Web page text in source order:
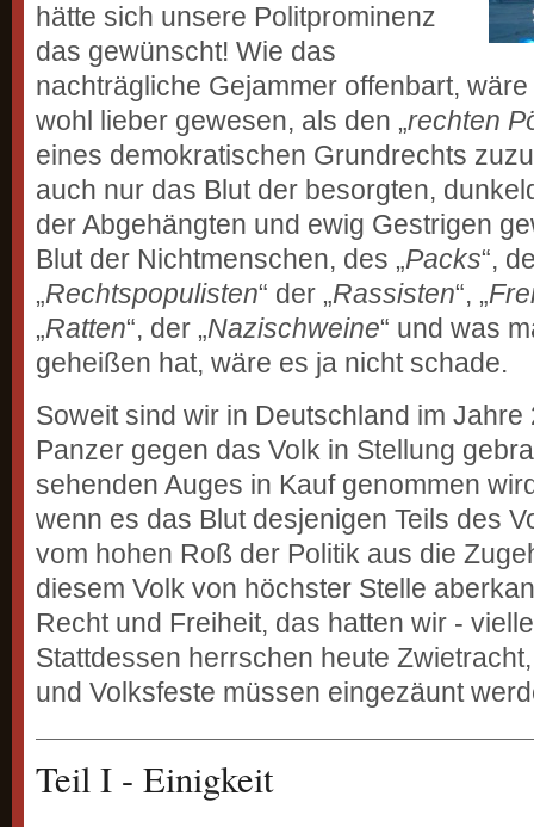
hätte sich unsere Politprominenz
das gewünscht! Wie das
nachträgliche Gejammer offenbart,
wohl lieber gewesen, als den „rechten
eines demokratischen Grundrechts
auch nur das Blut der besorgten,
der Abgehängten und ewig Gestrigen
Blut der Nichtmenschen, des „Packs“,
„Rechtspopulisten“ der „Rassisten“, „
„Ratten“, der „Nazischweine“ und was
geheißen hat, wäre es ja nicht schade.
Soweit sind wir in Deutschland im
Panzer gegen das Volk in Stellung
sehenden Auges in Kauf genommen
wenn es das Blut desjenigen Teils des
vom hohen Roß der Politik aus die
diesem Volk von höchster Stelle
Recht und Freiheit, das hatten wir -
Stattdessen herrschen heute
und Volksfeste müssen eingezäunt
Teil I - Einigkeit